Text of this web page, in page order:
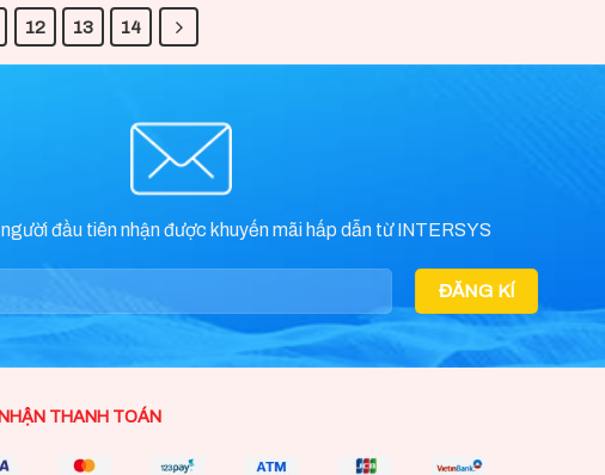
12 13 14
đầu tiên nhận được khuyến mãi hấp dẫn từ INTERSYS
THANH TOÁN